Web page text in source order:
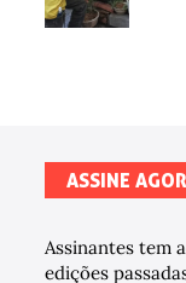
ASSINE
Assinantes tem
edições